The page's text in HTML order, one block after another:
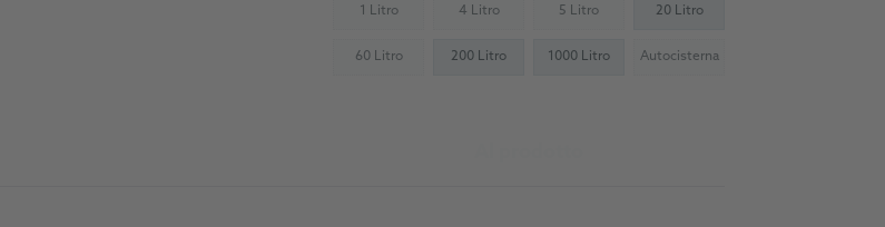
1 Litro(Not available)4 Litro
(Not available)5 Litro(Not available)20 Litro
60 Litro
(Not available)200 Litro 1000 Litro Autocisterna(Not available)